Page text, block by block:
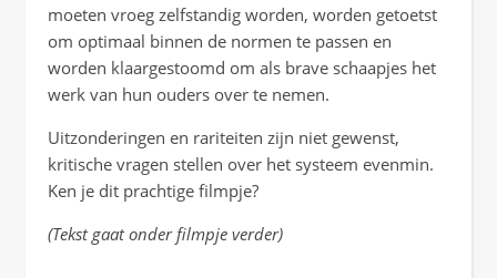
moeten vroeg zelfstandig worden, worden getoetst
om optimaal binnen de normen te passen en
worden klaargestoomd om als brave schaapjes het
werk van hun ouders over te nemen.
Uitzonderingen en rariteiten zijn niet gewenst,
kritische vragen stellen over het systeem evenmin.
Ken je dit prachtige filmpje?
(Tekst gaat onder filmpje verder)